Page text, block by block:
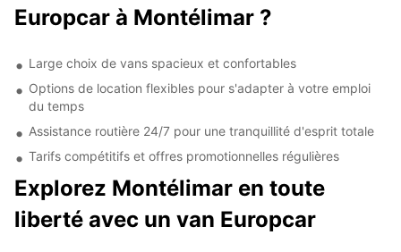
Europcar à Montélimar ?
Large choix de vans spacieux et confortables
Options de location flexibles pour s'adapter à votre emploi
du temps
Assistance routière 24/7 pour une tranquillité d'esprit totale
Tarifs compétitifs et offres promotionnelles régulières
Explorez Montélimar en toute
liberté avec un van Europcar